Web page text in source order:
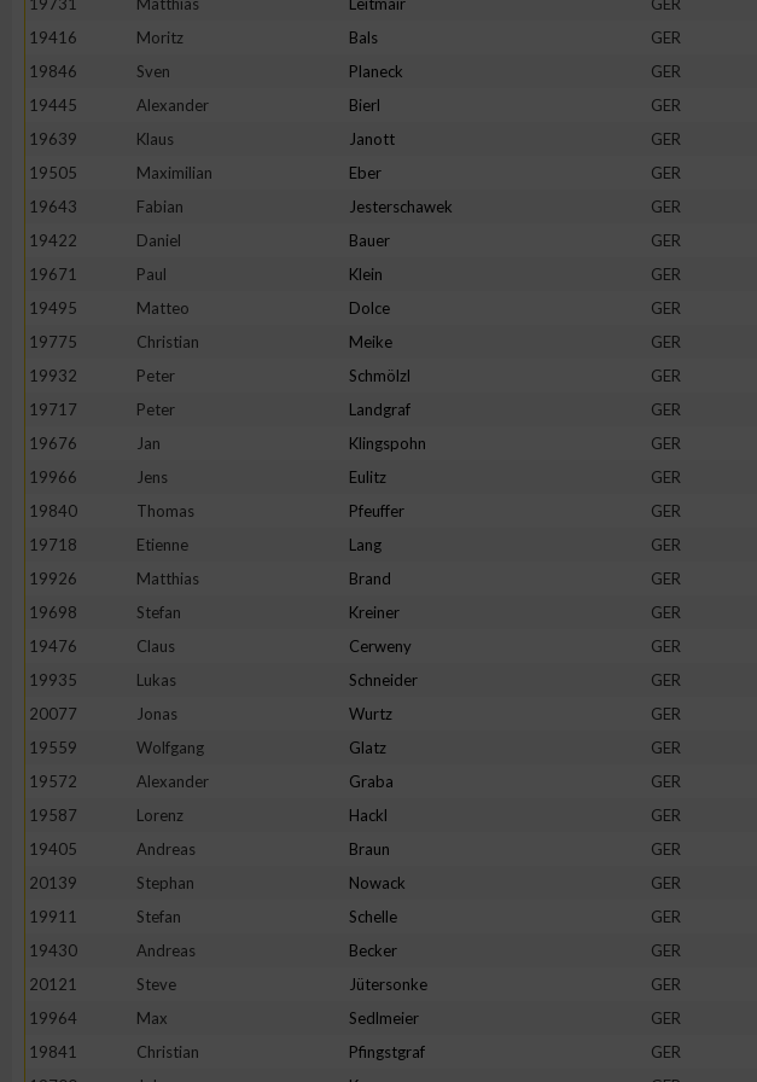
19416
Moritz Bals GER
19846
Sven Planeck GER
19445
Alexander Bierl GER
19639
Klaus Janott GER
19505
Maximilian Eber GER
19643
Fabian Jesterschawek GER
19422
Daniel Bauer GER
19671
Paul Klein GER
19495
Matteo Dolce GER
19775
Christian Meike GER
19932
Peter Schmölzl GER
19717
Peter Landgraf GER
19676
Jan Klingspohn GER
19966
Jens Eulitz GER
19840
Thomas Pfeuffer GER
19718
Etienne Lang GER
19926
Matthias Brand GER
19698
Stefan Kreiner GER
19476
Claus Cerweny GER
19935
Lukas Schneider GER
20077
Jonas Wurtz GER
19559
Wolfgang Glatz GER
19572
Alexander Graba GER
19587
Lorenz Hackl GER
19405
Andreas Braun GER
20139
Stephan Nowack GER
19911
Stefan Schelle GER
19430
Andreas Becker GER
20121
Steve Jütersonke GER
19964
Max Sedlmeier GER
19841
Christian Pfingstgraf GER
Erstellung von Profilen zur Personalisierung von Inhalten
Messung der Werbeleistung
Messung der Performance von Inhalten
Analyse von Zielgruppen durch Statistiken oder Kombinationen von Daten aus
Entwicklung und Verbesserung der Angebote
IAB-Besonderheiten:
Geräte anhand von aktiv angeforderten Informationen identifizieren
Nicht-IAB-Verarbeitungszwecke:
Notwendig
Performance
Funktional